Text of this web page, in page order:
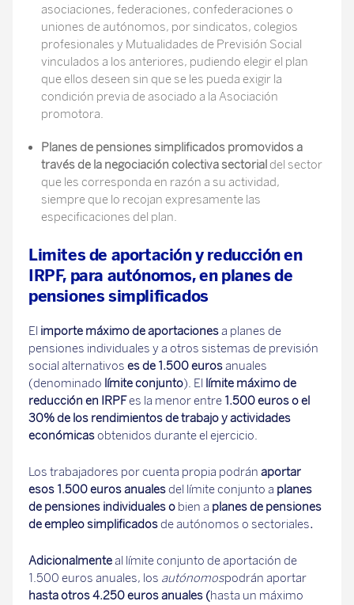
asociaciones, federaciones, confederaciones o
uniones de autónomos, por sindicatos, colegios
profesionales y Mutualidades de Previsión Social
vinculados a los anteriores, pudiendo elegir el plan
que ellos deseen sin que se les pueda exigir la
condición previa de asociado a la Asociación
promotora.
Planes de pensiones simplificados promovidos a
través de la negociación colectiva sectorial del sector
que les corresponda en razón a su actividad,
siempre que lo recojan expresamente las
especificaciones del plan.
Limites de aportación y reducción en
IRPF, para autónomos, en planes de
pensiones simplificados
El importe máximo de aportacionesa planes de
pensiones individuales y a otros sistemas de previsión
social alternativos es de 1.500 eurosanuales
(denominado límite conjunto). El límite máximo de
reducción en IRPFes la menor entre 1.500 euros o el
30% de los rendimientos de trabajo y actividades
económicasobtenidos durante el ejercicio.
Los trabajadores por cuenta propia podrán aportar
esos 1.500 eurosanualesdel límite conjunto a planes
de pensiones individuales o bien a planes de pensiones
de empleo simplificadosde autónomos o sectoriales.
Adicionalmenteal límite conjunto de aportación de
1.500 euros anuales, los autónomospodrán aportar
hasta otros 4.250 euros anuales (hasta un máximo